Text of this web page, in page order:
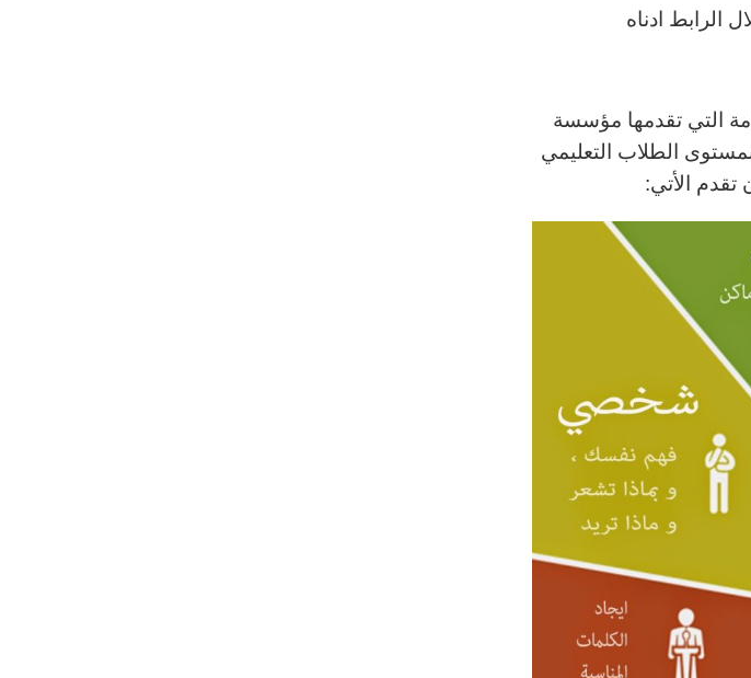
الرابط ادناه
التي تقدمها مؤسسة
الطلاب التعليمي
الأتي: